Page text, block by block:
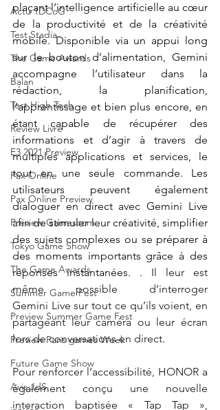
Actu 1DCoG
Test Stadia
The Game Awards
Balan
Test High Tech
Review Livre
E3 2021 Preview
Pax Online
Pax Online Preview
Preview Gamescom
Tokyo Game Show
The Game Awards
Summer Game Fest
Preview Summer Game Fest
Preview Paris games Week
Future Game Show
Avis JdS
plaçant l’intelligence artificielle au cœur
de la productivité et de la créativité
mobile. Disponible via un appui long
sur le bouton d’alimentation, Gemini
accompagne l’utilisateur dans la
rédaction, la planification,
l’apprentissage et bien plus encore, en
étant capable de récupérer des
informations et d’agir à travers de
multiples applications et services, le
tout en une seule commande. Les
utilisateurs peuvent également
dialoguer en direct avec Gemini Live
afin de stimuler leur créativité, simplifier
des sujets complexes ou se préparer à
des moments importants grâce à des
réponses instantanées. . Il leur est
même possible d’interroger
Gemini Live sur tout ce qu’ils voient, en
partageant leur caméra ou leur écran
lors de conversations en direct.
Pour renforcer l’accessibilité, HONOR a
également conçu une nouvelle
interaction baptisée «
Tap Tap »,